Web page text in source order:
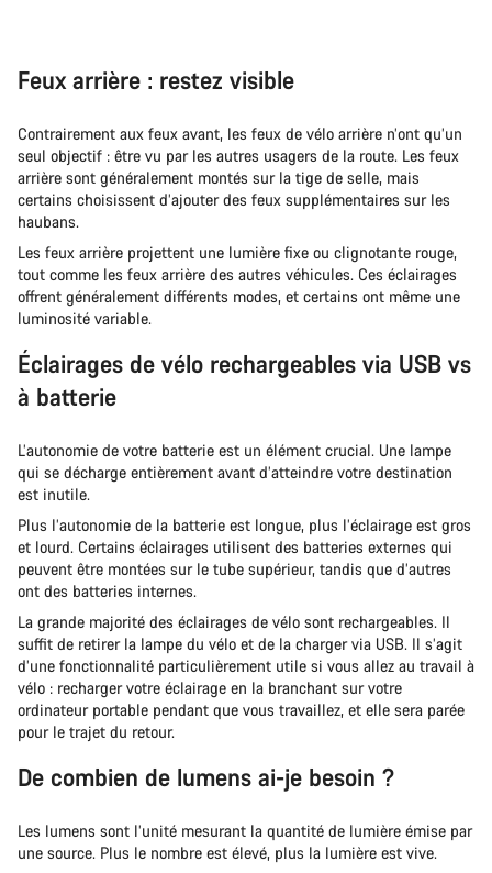
Feux arrière : restez visible
Contrairement aux feux avant, les feux de vélo arrière n’ont qu’un
seul objectif : être vu par les autres usagers de la route. Les feux
arrière sont généralement montés sur la tige de selle, mais
certains choisissent d’ajouter des feux supplémentaires sur les
haubans.
Les feux arrière projettent une lumière fixe ou clignotante rouge,
tout comme les feux arrière des autres véhicules. Ces éclairages
offrent généralement différents modes, et certains ont même une
luminosité variable.
Éclairages de vélo rechargeables via USB vs
à batterie
L’autonomie de votre batterie est un élément crucial. Une lampe
qui se décharge entièrement avant d’atteindre votre destination
est inutile.
Plus l’autonomie de la batterie est longue, plus l’éclairage est gros
et lourd. Certains éclairages utilisent des batteries externes qui
peuvent être montées sur le tube supérieur, tandis que d’autres
ont des batteries internes.
La grande majorité des éclairages de vélo sont rechargeables. Il
suffit de retirer la lampe du vélo et de la charger via USB. Il s’agit
d’une fonctionnalité particulièrement utile si vous allez au travail à
vélo : recharger votre éclairage en la branchant sur votre
ordinateur portable pendant que vous travaillez, et elle sera parée
pour le trajet du retour.
De combien de lumens ai-je besoin ?
Les lumens sont l’unité mesurant la quantité de lumière émise par
une source. Plus le nombre est élevé, plus la lumière est vive.